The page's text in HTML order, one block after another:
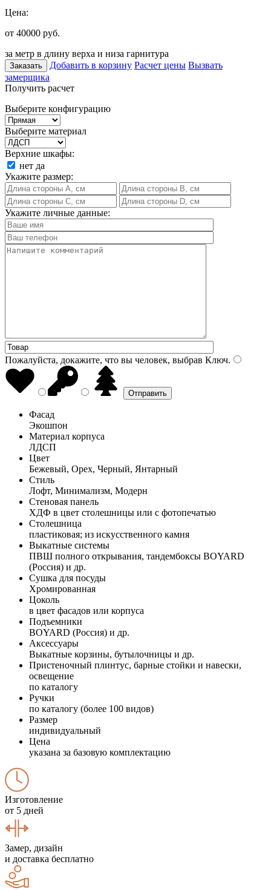
Цена:
от 40000 руб.
за метр в длину верха и низа гарнитура
Заказать Добавить в корзину Расчет цены Вызвать
замерщика
Получить расчет
Выберите конфигурацию
Выберите материал
Верхние шкафы:
нет да
Укажите размер:
Укажите личные данные:
Пожалуйста, докажите, что вы человек, выбрав Ключ.
Фасад
Экошпон
Материал корпуса
ЛДСП
Цвет
Бежевый, Орех, Черный, Янтарный
Стиль
Лофт, Минимализм, Модерн
Стеновая панель
ХДФ в цвет столешницы или с фотопечатью
Столешница
пластиковая; из искусственного камня
Выкатные системы
ПВШ полного открывания, тандембоксы BOYARD
(Россия) и др.
Сушка для посуды
Хромированная
Цоколь
в цвет фасадов или корпуса
Подъемники
BOYARD (Россия) и др.
Аксессуары
Выкатные корзины, бутылочницы и др.
Пристеночный плинтус, барные стойки и навески,
освещение
по каталогу
Ручки
по каталогу (более 100 видов)
Размер
индивидуальный
Цена
указана за базовую комплектацию
Изготовление
от 5 дней
Замер, дизайн
и доставка бесплатно